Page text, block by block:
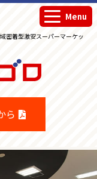
密着型激安スーパーマーケッ
ら
Menu